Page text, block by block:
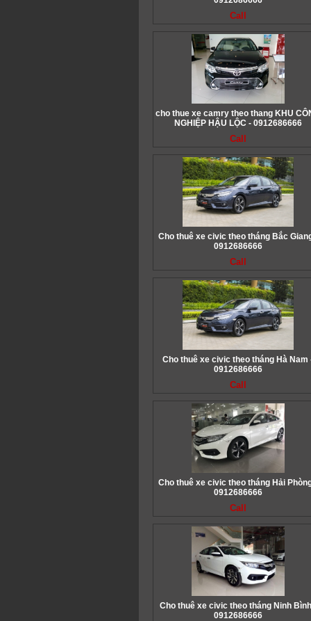
Call
cho thue xe camry theo thang KHU
NGHIỆP HẬU LỘC - 0912686666
Call
Cho thuê xe civic theo tháng Bắc
0912686666
Call
Cho thuê xe civic theo tháng Hà Nam
0912686666
Call
Cho thuê xe civic theo tháng Hải
0912686666
Call
Cho thuê xe civic theo tháng Ninh
0912686666